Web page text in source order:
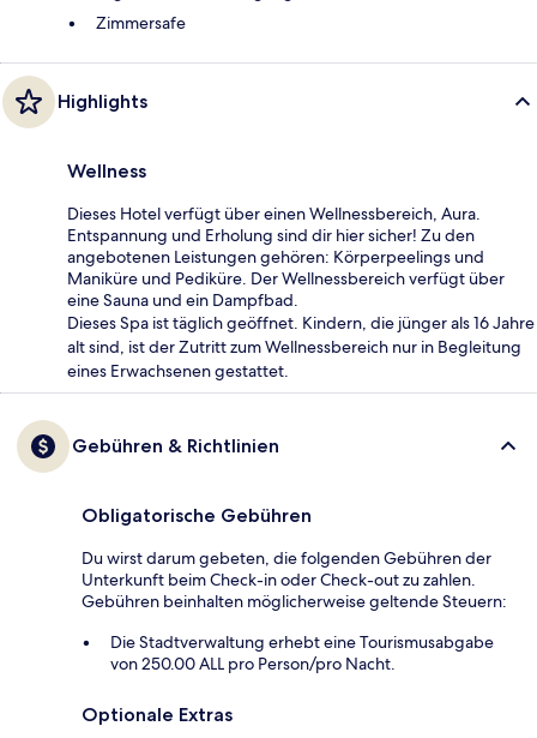
Zimmersafe
Highlights
Wellness
Dieses Hotel verfügt über einen Wellnessbereich, Aura.
Entspannung und Erholung sind dir hier sicher! Zu den
angebotenen Leistungen gehören: Körperpeelings und
Maniküre und Pediküre. Der Wellnessbereich verfügt über
eine Sauna und ein Dampfbad.
Dieses Spa ist täglich geöffnet. Kindern, die jünger als 16 Jahre
alt sind, ist der Zutritt zum Wellnessbereich nur in Begleitung
eines Erwachsenen gestattet.
Gebühren & Richtlinien
Obligatorische Gebühren
Du wirst darum gebeten, die folgenden Gebühren der
Unterkunft beim Check-in oder Check-out zu zahlen.
Gebühren beinhalten möglicherweise geltende Steuern:
Die Stadtverwaltung erhebt eine Tourismusabgabe
von 250.00 ALL pro Person/pro Nacht.
Optionale Extras